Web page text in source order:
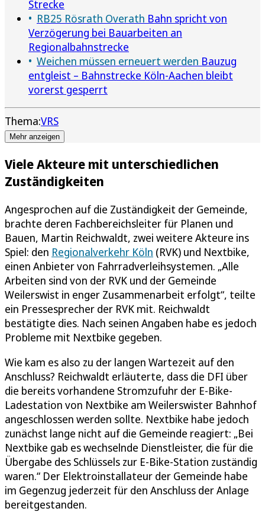
Strecke
RB25 Rösrath Overath Bahn spricht von
Verzögerung bei Bauarbeiten an
Regionalbahnstrecke
Weichen müssen erneuert werden Bauzug
entgleist – Bahnstrecke Köln-Aachen bleibt
vorerst gesperrt
Thema:VRS
Mehr anzeigen
Viele Akteure mit unterschiedlichen
Zuständigkeiten
Angesprochen auf die Zuständigkeit der Gemeinde,
brachte deren Fachbereichsleiter für Planen und
Bauen, Martin Reichwaldt, zwei weitere Akteure ins
Spiel: den Regionalverkehr Köln (RVK) und Nextbike,
einen Anbieter von Fahrradverleihsystemen. „Alle
Arbeiten sind von der RVK und der Gemeinde
Weilerswist in enger Zusammenarbeit erfolgt“, teilte
ein Pressesprecher der RVK mit. Reichwaldt
bestätigte dies. Nach seinen Angaben habe es jedoch
Probleme mit Nextbike gegeben.
Wie kam es also zu der langen Wartezeit auf den
Anschluss? Reichwaldt erläuterte, dass die DFI über
die bereits vorhandene Stromzufuhr der E-Bike-
Ladestation von Nextbike am Weilerswister Bahnhof
angeschlossen werden sollte. Nextbike habe jedoch
zunächst lange nicht auf die Gemeinde reagiert: „Bei
Nextbike gab es wechselnde Dienstleister, die für die
Übergabe des Schlüssels zur E-Bike-Station zuständig
waren.“ Der Elektroinstallateur der Gemeinde habe
im Gegenzug jederzeit für den Anschluss der Anlage
bereitgestanden.